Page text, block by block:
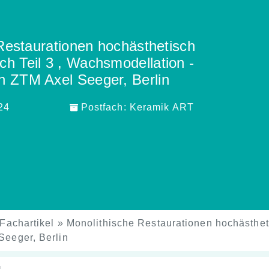
hochästhetisch
Teil 3 , Wachsmodellation -
ZTM Axel Seeger, Berlin
Postfach: Keramik ART
Fachartikel » Monolithische Restaurationen
Berlin